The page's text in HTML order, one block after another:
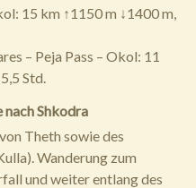
15 km ↑1150 m ↓1400 m,
– Peja Pass – Okol: 11
Std.
nach Shkodra
Theth sowie des
Wanderung zum
und weiter entlang des